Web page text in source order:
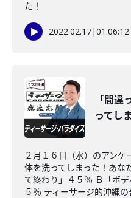
た！
2022.02.17|01:06:12
「間
ってし
２月１６日（水）のアンケ
体を洗ってしまった！あな
て終わり」４５％ Ｂ「ボ
５％ ティーサージ的沖縄の